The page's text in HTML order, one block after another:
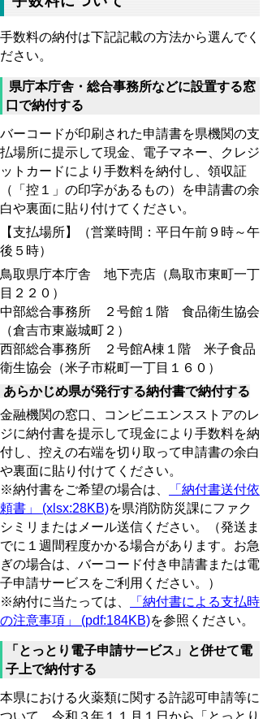
手数料の納付は下記記載の方法から選んでく
ださい。
県庁本庁舎・総合事務所などに設置する窓
口で納付する
バーコードが印刷された申請書を県機関の支
払場所に提示して現金、電子マネー、クレジ
ットカードにより手数料を納付し、領収証
（「控１」の印字があるもの）を申請書の余
白や裏面に貼り付けてください。
【支払場所】（営業時間：平日午前９時～午
後５時）
鳥取県庁本庁舎 地下売店（鳥取市東町一丁
目２２０）
中部総合事務所 ２号館１階 食品衛生協会
（倉吉市東巌城町２）
西部総合事務所 ２号館A棟１階 米子食品
衛生協会（米子市糀町一丁目１６０）
あらかじめ県が発行する納付書で納付する
金融機関の窓口、コンビニエンスストアのレ
ジに納付書を提示して現金により手数料を納
付し、控えの右端を切り取って申請書の余白
や裏面に貼り付けてください。
※納付書をご希望の場合は、
「納付書送付依
頼書」 (xlsx:28KB)を県消防防災課にファク
シミリまたはメール送信ください。（発送ま
でに１週間程度かかる場合があります。お急
ぎの場合は、バーコード付き申請書または電
子申請サービスをご利用ください。）
※納付に当たっては、
「納付書による支払時
の注意事項」 (pdf:184KB)を参照ください。
「とっとり電子申請サービス」と併せて電
子上で納付する
本県における火薬類に関する許認可申請等に
ついて、令和３年１１月１日から「とっとり